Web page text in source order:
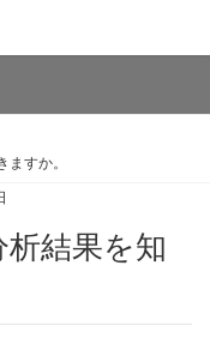
すか。